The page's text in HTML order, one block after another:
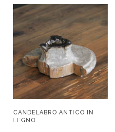
CANDELABRO ANTICO IN
LEGNO